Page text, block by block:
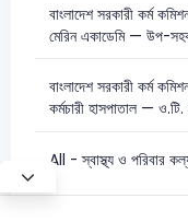
বাংলাদেশ সরকারী কর্ম
মেরিন একাডেমি — উপ-
বাংলাদেশ সরকারী কর্ম
কর্মচারী হাসপাতাল —
All - স্বাস্থ্য ও পরিবার